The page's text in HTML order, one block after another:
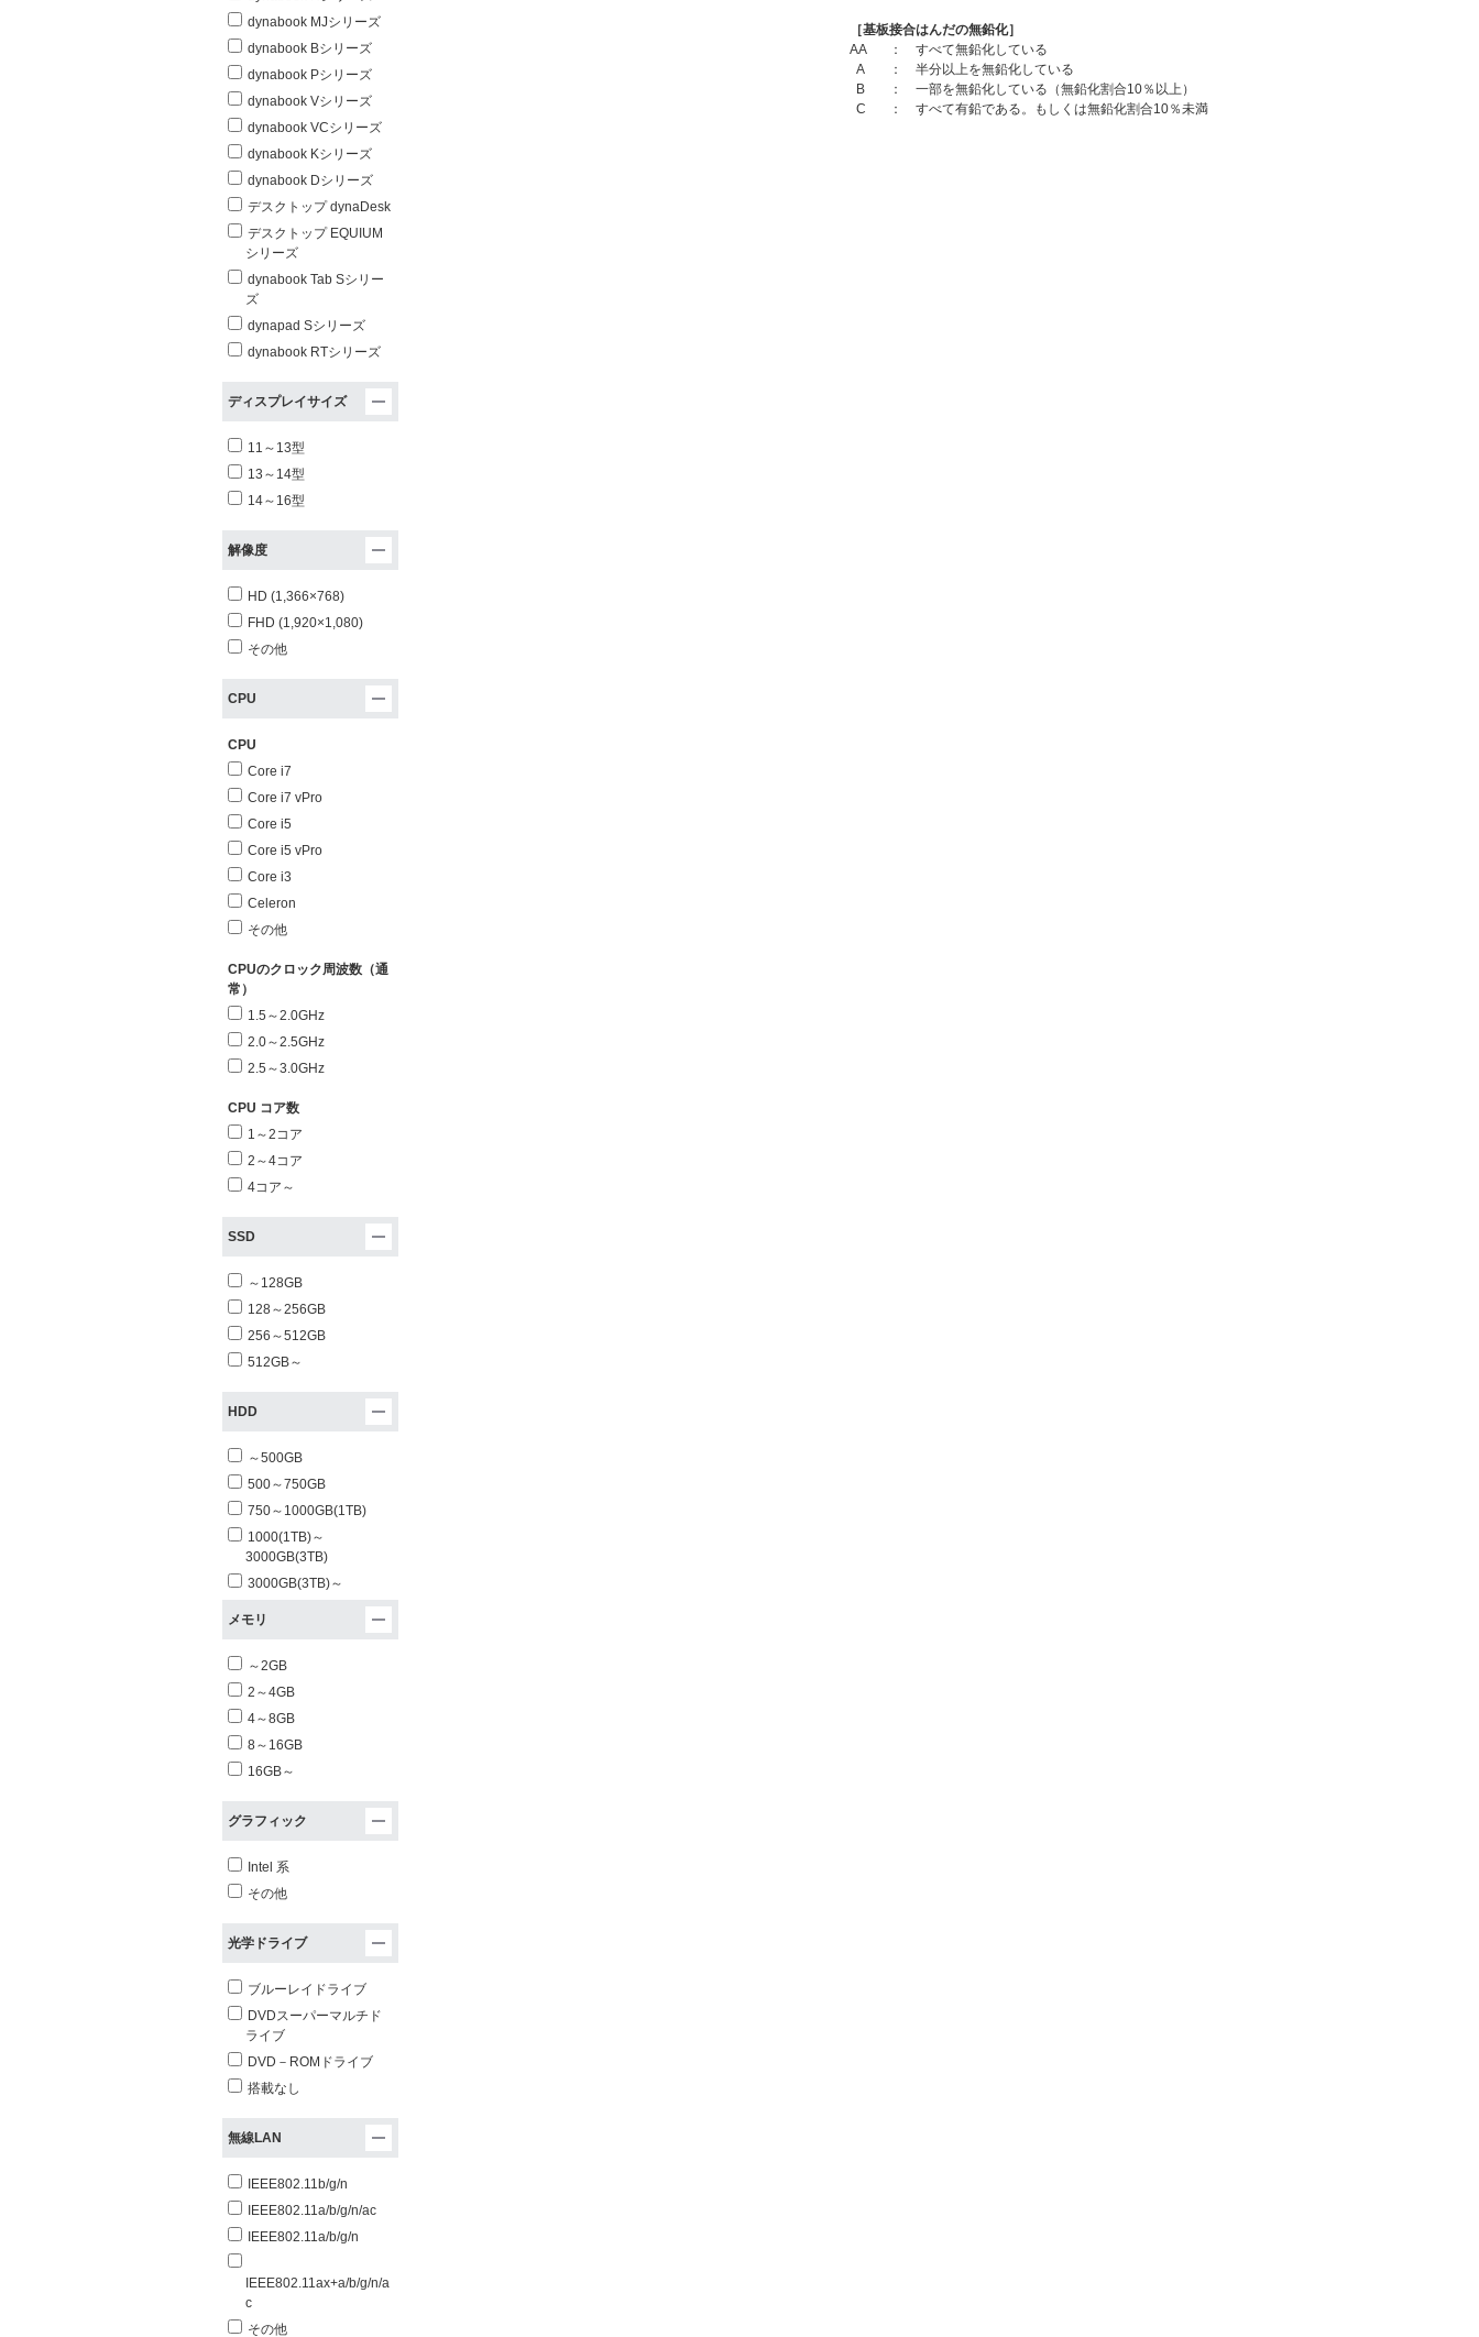
dynabook MJシリーズ
dynabook Bシリーズ
dynabook Pシリーズ
dynabook Vシリーズ
dynabook VCシリーズ
dynabook Kシリーズ
dynabook Dシリーズ
デスクトップ dynaDesk
デスクトップ EQUIUM
シリーズ
dynabook Tab Sシリー
ズ
dynapad Sシリーズ
dynabook RTシリーズ
ディスプレイサイズ
11～13型
13～14型
14～16型
解像度
HD (1,366×768)
FHD (1,920×1,080)
その他
CPU
CPU
Core i7
Core i7 vPro
Core i5
Core i5 vPro
Core i3
Celeron
その他
CPUのクロック周波数（通
常）
1.5～2.0GHz
2.0～2.5GHz
2.5～3.0GHz
CPU コア数
1～2コア
2～4コア
4コア～
SSD
～128GB
128～256GB
256～512GB
512GB～
HDD
～500GB
500～750GB
750～1000GB(1TB)
1000(1TB)～
3000GB(3TB)
3000GB(3TB)～
メモリ
～2GB
2～4GB
4～8GB
8～16GB
16GB～
グラフィック
Intel 系
その他
光学ドライブ
ブルーレイドライブ
DVDスーパーマルチド
ライブ
DVD－ROMドライブ
搭載なし
無線LAN
IEEE802.11b/g/n
IEEE802.11a/b/g/n/ac
IEEE802.11a/b/g/n
IEEE802.11ax+a/b/g/n/a
c
その他
［基板接合はんだの無鉛化］
AA
： すべて無鉛化している
A
： 半分以上を無鉛化している
B
： 一部を無鉛化している（無鉛化割合10％以上）
C
： すべて有鉛である。もしくは無鉛化割合10％未満